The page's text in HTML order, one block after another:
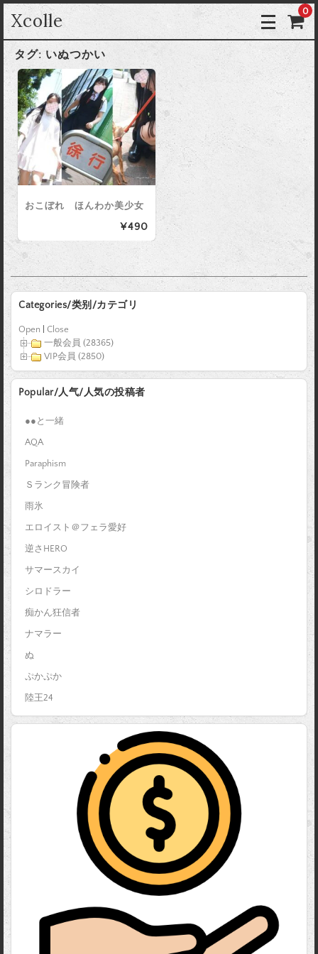
Xcolle 0
タグ: いぬつかい
おこぼれ ほんわか美少女
¥490
Categories/类别/カテゴリ
Open
Close
一般会員 (28365)
VIP会員 (2850)
Popular/人气/人気の投稿者
●●と一緒
AQA
Paraphism
Ｓランク冒険者
雨氷
エロイスト＠フェラ愛好
逆さHERO
サマースカイ
シロドラー
痴かん狂信者
ナマラー
ぬ
ぷかぷか
陸王24